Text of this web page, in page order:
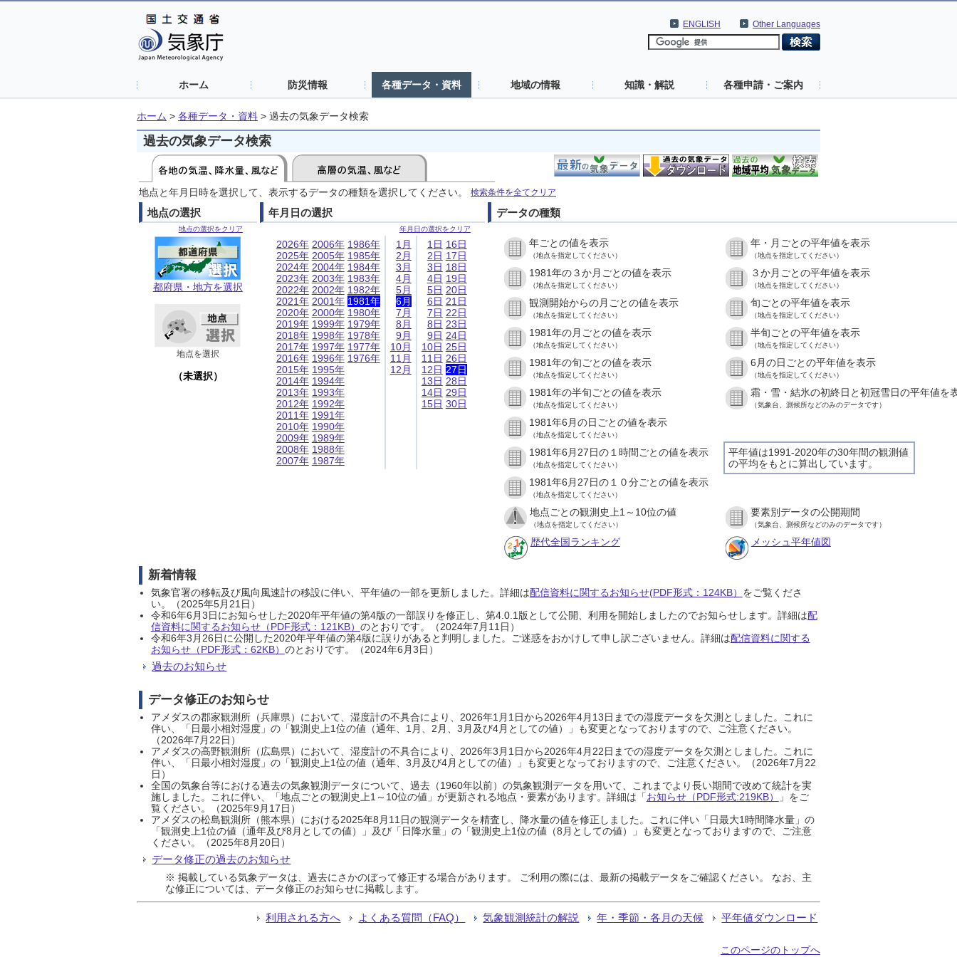
Other Languages
ENGLISH
ホーム 防災情報 各種データ・資料 地域の情報 知識・解説 各種申請・ご案内
ホーム > 各種データ・資料 > 過去の気象データ検索
過去の気象データ検索
地点と年月日時を選択して、表示するデータの種類を選択してください。 検索条件を全てクリア
地点の選択
地点の選択をクリア
都府県・地方を選択
地点を選択
（未選択）
年月日の選択
年月日の選択をクリア
2026年
2025年
2024年
2023年
2022年
2021年
2020年
2019年
2018年
2017年
2016年
2015年
2014年
2013年
2012年
2011年
2010年
2009年
2008年
2007年
2006年
2005年
2004年
2003年
2002年
2001年
2000年
1999年
1998年
1997年
1996年
1995年
1994年
1993年
1992年
1991年
1990年
1989年
1988年
1987年
1986年
1985年
1984年
1983年
1982年
1981年
1980年
1979年
1978年
1977年
1976年
1月
2月
3月
4月
5月
6月
7月
8月
9月
10月
11月
12月
1日
2日
3日
4日
5日
6日
7日
8日
9日
10日
11日
12日
13日
14日
15日
16日
17日
18日
19日
20日
21日
22日
23日
24日
25日
26日
27日
28日
29日
30日
データの種類
年ごとの値を表示
（地点を指定してください）
年・月ごとの平年値を表示
（地点を指定してください）
1981年の３か月ごとの値を表示
（地点を指定してください）
３か月ごとの平年値を表示
（地点を指定してください）
観測開始からの月ごとの値を表示
（地点を指定してください）
旬ごとの平年値を表示
（地点を指定してください）
1981年の月ごとの値を表示
（地点を指定してください）
半旬ごとの平年値を表示
（地点を指定してください）
1981年の旬ごとの値を表示
（地点を指定してください）
6月の日ごとの平年値を表示
（地点を指定してください）
1981年の半旬ごとの値を表示
（地点を指定してください）
霜・雪・結氷の初終日と初冠雪日の平年値を
（気象台、測候所などのみのデータです）
1981年6月の日ごとの値を表示
（地点を指定してください）
平年値は1991-2020年の30年間の観測値
の平均をもとに算出しています。
1981年6月27日の１時間ごとの値を表示
（地点を指定してください）
1981年6月27日の１０分ごとの値を表示
（地点を指定してください）
地点ごとの観測史上1～10位の値
（地点を指定してください）
要素別データの公開期間
（気象台、測候所などのみのデータです）
歴代全国ランキング メッシュ平年値図
新着情報
気象官署の移転及び風向風速計の移設に伴い、平年値の一部を更新しました。詳細は配信資料に関するお知らせ(PDF形式：124KB） をご覧くださ
い。（2025年5月21日）
令和6年6月3日にお知らせした2020年平年値の第4版の一部誤りを修正し、第4.0.1版として公開、利用を開始しましたのでお知らせします。詳細は配
信資料に関するお知らせ（PDF形式：121KB） のとおりです。（2024年7月11日）
令和6年3月26日に公開した2020年平年値の第4版に誤りがあると判明しました。ご迷惑をおかけして申し訳ございません。詳細は配信資料に関する
お知らせ（PDF形式：62KB） のとおりです。（2024年6月3日）
過去のお知らせ
データ修正のお知らせ
アメダスの郡家観測所（兵庫県）において、湿度計の不具合により、2026年1月1日から2026年4月13日までの湿度データを欠測としました。これに
伴い、「日最小相対湿度」の「観測史上1位の値（通年、1月、2月、3月及び4月としての値）」も変更となっておりますので、ご注意ください。
（2026年7月22日）
アメダスの高野観測所（広島県）において、湿度計の不具合により、2026年3月1日から2026年4月22日までの湿度データを欠測としました。これに
伴い、「日最小相対湿度」の「観測史上1位の値（通年、3月及び4月としての値）」も変更となっておりますので、ご注意ください。（2026年7月22
日）
全国の気象台等における過去の気象観測データについて、過去（1960年以前）の気象観測データを用いて、これまでより長い期間で改めて統計を実
施しました。これに伴い、「地点ごとの観測史上1～10位の値」が更新される地点・要素があります。詳細は「お知らせ（PDF形式:219KB）
」をご
覧ください。（2025年9月17日）
アメダスの松島観測所（熊本県）における2025年8月11日の観測データを精査し、降水量の値を修正しました。これに伴い「日最大1時間降水量」の
「観測史上1位の値（通年及び8月としての値）」及び「日降水量」の「観測史上1位の値（8月としての値）」も変更となっておりますので、ご注意
ください。（2025年8月20日）
データ修正の過去のお知らせ
※ 掲載している気象データは、過去にさかのぼって修正する場合があります。 ご利用の際には、最新の掲載データをご確認ください。 なお、主
な修正については、データ修正のお知らせに掲載します。
利用される方へ よくある質問（FAQ） 気象観測統計の解説 年・季節・各月の天候 平年値ダウンロード
このページのトップへ